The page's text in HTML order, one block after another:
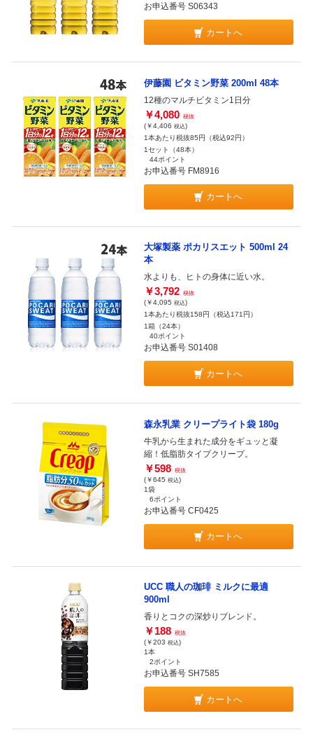
お申込番号 S06343
カートへ
伊藤園 ビタミン野菜 200ml 48本
12種のマルチビタミン1日分
￥4,080 税抜
(￥4,406 税込)
1本あたり税抜85円（税込92円）
1セット（48本）
44ポイント
お申込番号 FM8916
カートへ
大塚製薬 ポカリスエット 500ml 24
本
水よりも、ヒトの身体に近い水。
￥3,792 税抜
(￥4,095 税込)
1本あたり税抜158円（税込171円）
1箱（24本）
40ポイント
お申込番号 S01408
カートへ
森永乳業 クリープライト袋 180g
牛乳から生まれた成分をギュッと凝
縮！低脂肪タイプクリープ。
￥598 税抜
(￥645 税込)
1袋
6ポイント
お申込番号 CF0425
カートへ
UCC 職人の珈琲 ミルクに最適
900ml
香りとコクの深炒りブレンド。
￥188 税抜
(￥203 税込)
1本
2ポイント
お申込番号 SH7585
カートへ